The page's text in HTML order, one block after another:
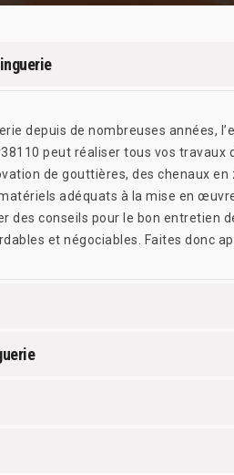
depuis de nombreuses années,
peut réaliser tous vos
de gouttières, des chenaux
adéquats à la mise en
des conseils pour le bon entretien
et négociables. Faites donc